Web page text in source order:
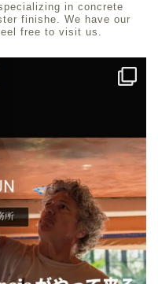
in concrete
finishe. We have our
free to visit us.